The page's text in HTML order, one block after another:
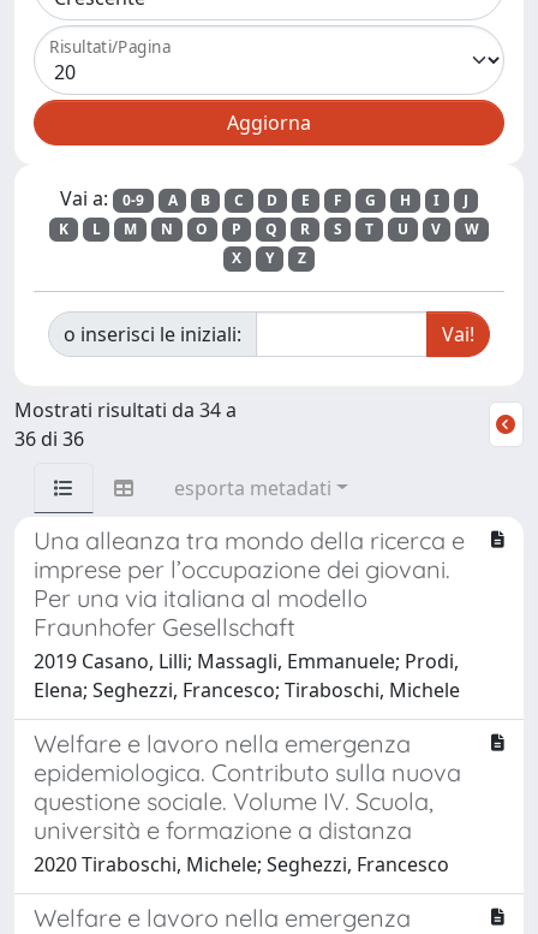
Risultati/Pagina
Vai a: 0-9 A B C D E F G H I
J
K
L M N O P Q R S T U V
W
X
Y Z
o inserisci le iniziali:
Mostrati risultati da 34 a
36 di 36
esporta metadati
Una alleanza tra mondo della ricerca e
imprese per l’occupazione dei giovani.
Per una via italiana al modello
Fraunhofer Gesellschaft
2019 Casano, Lilli; Massagli, Emmanuele; Prodi,
Elena; Seghezzi, Francesco; Tiraboschi, Michele
Welfare e lavoro nella emergenza
epidemiologica. Contributo sulla nuova
questione sociale. Volume IV. Scuola,
università e formazione a distanza
2020 Tiraboschi, Michele; Seghezzi, Francesco
Welfare e lavoro nella emergenza